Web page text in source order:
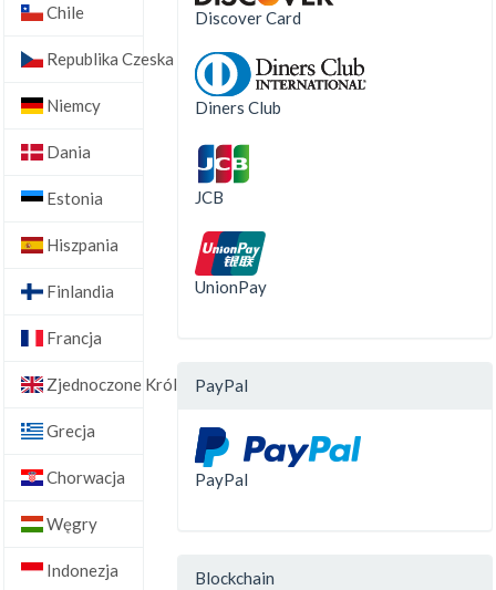
Chile
Republika Czeska
Niemcy
Dania
Estonia
Hiszpania
Finlandia
Francja
Zjednoczone Królestwo
Grecja
Chorwacja
Węgry
Indonezja
Discover Card
Diners Club
JCB
UnionPay
PayPal
PayPal
Blockchain